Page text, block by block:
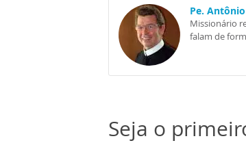
Pe.
Missionário
falam de
Seja o